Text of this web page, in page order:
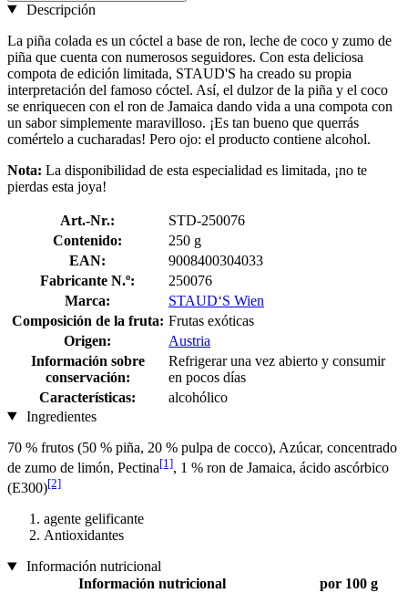
Descripción
La piña colada es un cóctel a base de ron, leche de coco y zumo de
piña que cuenta con numerosos seguidores. Con esta deliciosa
compota de edición limitada, STAUD'S ha creado su propia
interpretación del famoso cóctel. Así, el dulzor de la piña y el coco
se enriquecen con el ron de Jamaica dando vida a una compota con
un sabor simplemente maravilloso. ¡Es tan bueno que querrás
comértelo a cucharadas! Pero ojo: el producto contiene alcohol.
Nota: La disponibilidad de esta especialidad es limitada, ¡no te
pierdas esta joya!
Art.-Nr.:
STD-250076
Contenido:
250 g
EAN:
9008400304033
Fabricante N.º:
250076
Marca:
STAUD‘S Wien
Composición de la fruta: Frutas exóticas
Origen:
Austria
Información sobre
conservación:
Refrigerar una vez abierto y consumir
en pocos días
Características:
alcohólico
Ingredientes
70 % frutos (50 % piña, 20 % pulpa de cocco), Azúcar, concentrado
de zumo de limón, Pectina[1], 1 % ron de Jamaica, ácido ascórbico
(E300)[2]
agente gelificante
Antioxidantes
Información nutricional
Información nutricional
por 100 g